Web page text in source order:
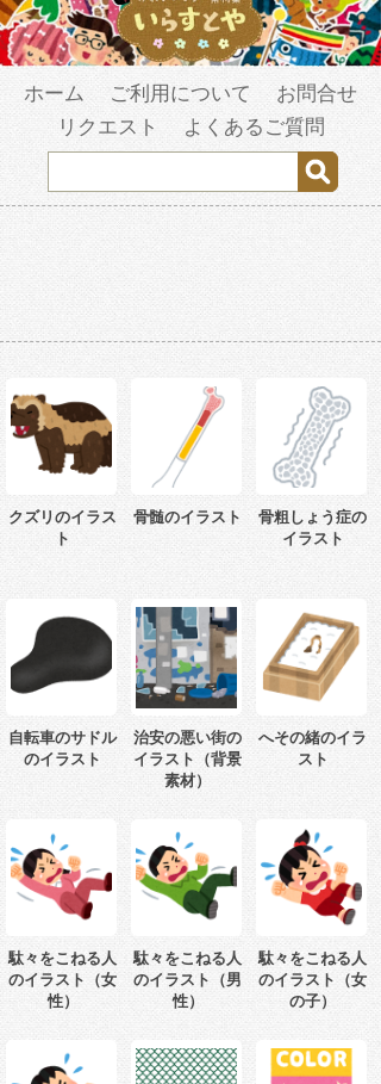
ホーム ご利用について
お問合せ
リクエスト
よくあるご質問
クズリのイラス
ト
骨髄のイラスト
骨粗しょう症の
イラスト
自転車のサドル
のイラスト
治安の悪い街の
イラスト（背景
素材）
へその緒のイラ
スト
駄々をこねる人
のイラスト（女
性）
駄々をこねる人
のイラスト（男
性）
駄々をこねる人
のイラスト（女
の子）